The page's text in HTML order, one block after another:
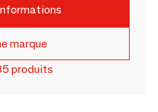
marque
produits